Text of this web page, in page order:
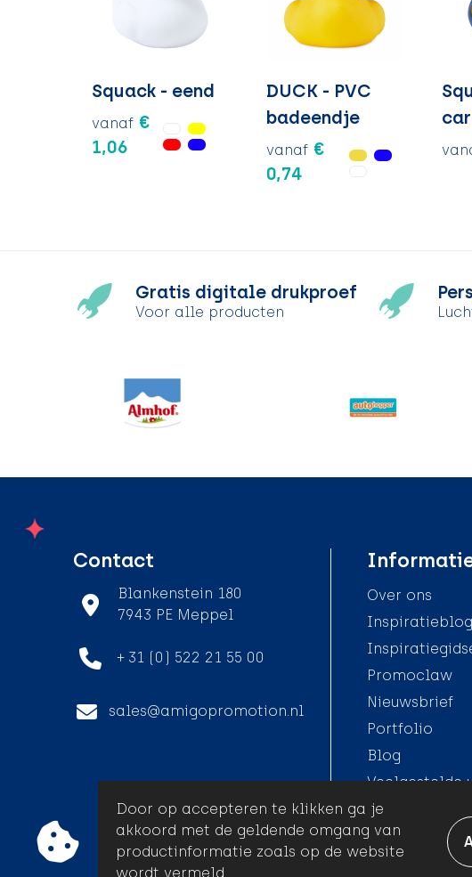
Squack - eend
vanaf €
1,06
DUCK - PVC
badeendje
vanaf €
0,74
Gratis digitale drukproef
Voor alle producten
Contact
Blankenstein 180
7943 PE Meppel
+ 31 (0) 522 21 55 00
sales@amigopromotion.nl
Over ons
Inspiratieblog
Promoclaw
Nieuwsbrief
Portfolio
Blog
Veelgestelde
© Amigo Promotion
Door op accepteren te klikken ga je
akkoord met de geldende omgang van
productinformatie zoals op de website
wordt vermeld.